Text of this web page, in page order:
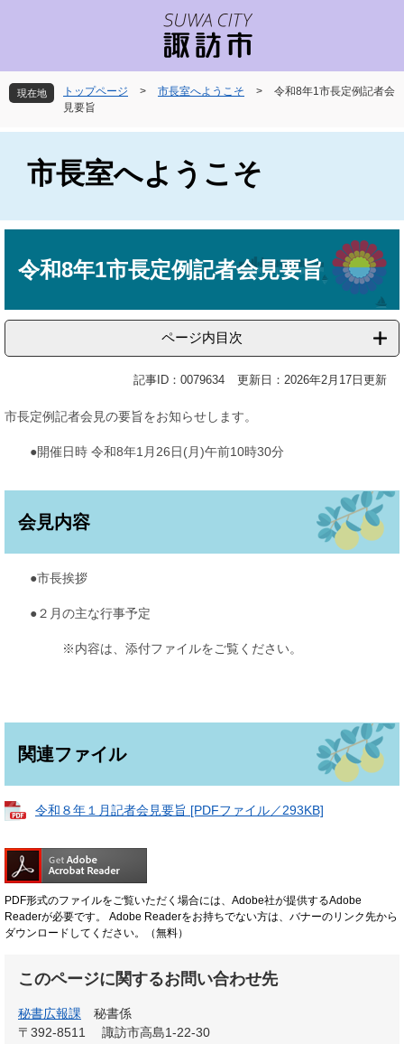
先
頭
を
飛
へ
現在地 トップページ > 市長室へようこそ >
令和8年1市長定例記者会
見要旨
市長室へようこそ
令和8年1市長定例記者会見要旨
ページ内目次
記事ID：0079634 更新日：2026年2月17日更新
市長定例記者会見の要旨をお知らせします。
●開催日時 令和8年1月26日(月)午前10時30分
会見内容
●市長挨拶
●２月の主な行事予定
※内容は、添付ファイルをご覧ください。
関連ファイル
令和８年１月記者会見要旨 [PDFファイル／293KB]
PDF形式のファイルをご覧いただく場合には、Adobe社が提供するAdobe
Readerが必要です。
Adobe Readerをお持ちでない方は、バナーのリンク先から
ダウンロードしてください。（無料）
このページに関するお問い合わせ先
秘書広報課
秘書係
〒392-8511
諏訪市高島1-22-30